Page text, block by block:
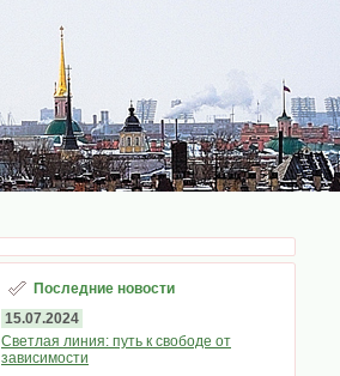
Последние новости
15.07.2024
Светлая линия: путь к свободе от
зависимости